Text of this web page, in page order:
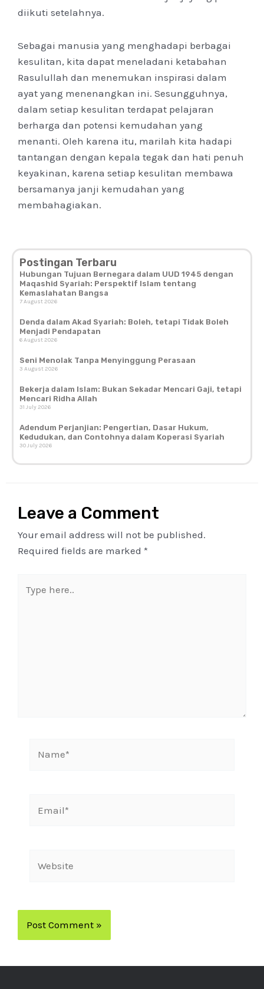
diikuti setelahnya.
Sebagai manusia yang menghadapi berbagai
kesulitan, kita dapat meneladani ketabahan
Rasulullah dan menemukan inspirasi dalam
ayat yang menenangkan ini. Sesungguhnya,
dalam setiap kesulitan terdapat pelajaran
berharga dan potensi kemudahan yang
menanti. Oleh karena itu, marilah kita hadapi
tantangan dengan kepala tegak dan hati penuh
keyakinan, karena setiap kesulitan membawa
bersamanya janji kemudahan yang
membahagiakan.
Postingan Terbaru
Hubungan Tujuan Bernegara dalam UUD 1945 dengan
Maqashid Syariah: Perspektif Islam tentang
Kemaslahatan Bangsa
7 August 2026
Denda dalam Akad Syariah: Boleh, tetapi Tidak Boleh
Menjadi Pendapatan
6 August 2026
Seni Menolak Tanpa Menyinggung Perasaan
3 August 2026
Bekerja dalam Islam: Bukan Sekadar Mencari Gaji, tetapi
Mencari Ridha Allah
31 July 2026
Adendum Perjanjian: Pengertian, Dasar Hukum,
Kedudukan, dan Contohnya dalam Koperasi Syariah
30 July 2026
Leave a Comment
Your email address will not be published.
Required fields are marked *